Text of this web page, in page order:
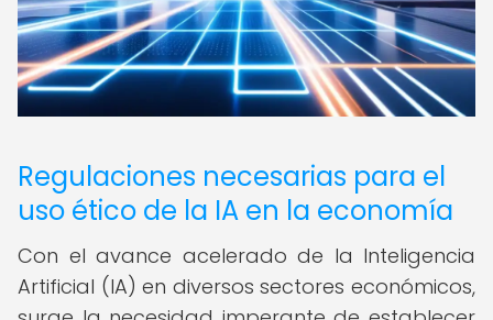
Regulaciones necesarias para el
uso ético de la IA en la economía
Con el avance acelerado de la Inteligencia
Artificial (IA) en diversos sectores económicos,